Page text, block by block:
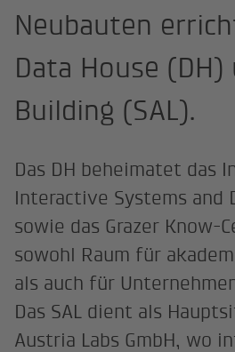
Neubauten
Data House (DH)
Building (SAL).
Das DH beheimatet das
Interactive Systems and
sowie das Grazer Know-
sowohl Raum für
als auch für
Das SAL dient als
Austria Labs GmbH, wo